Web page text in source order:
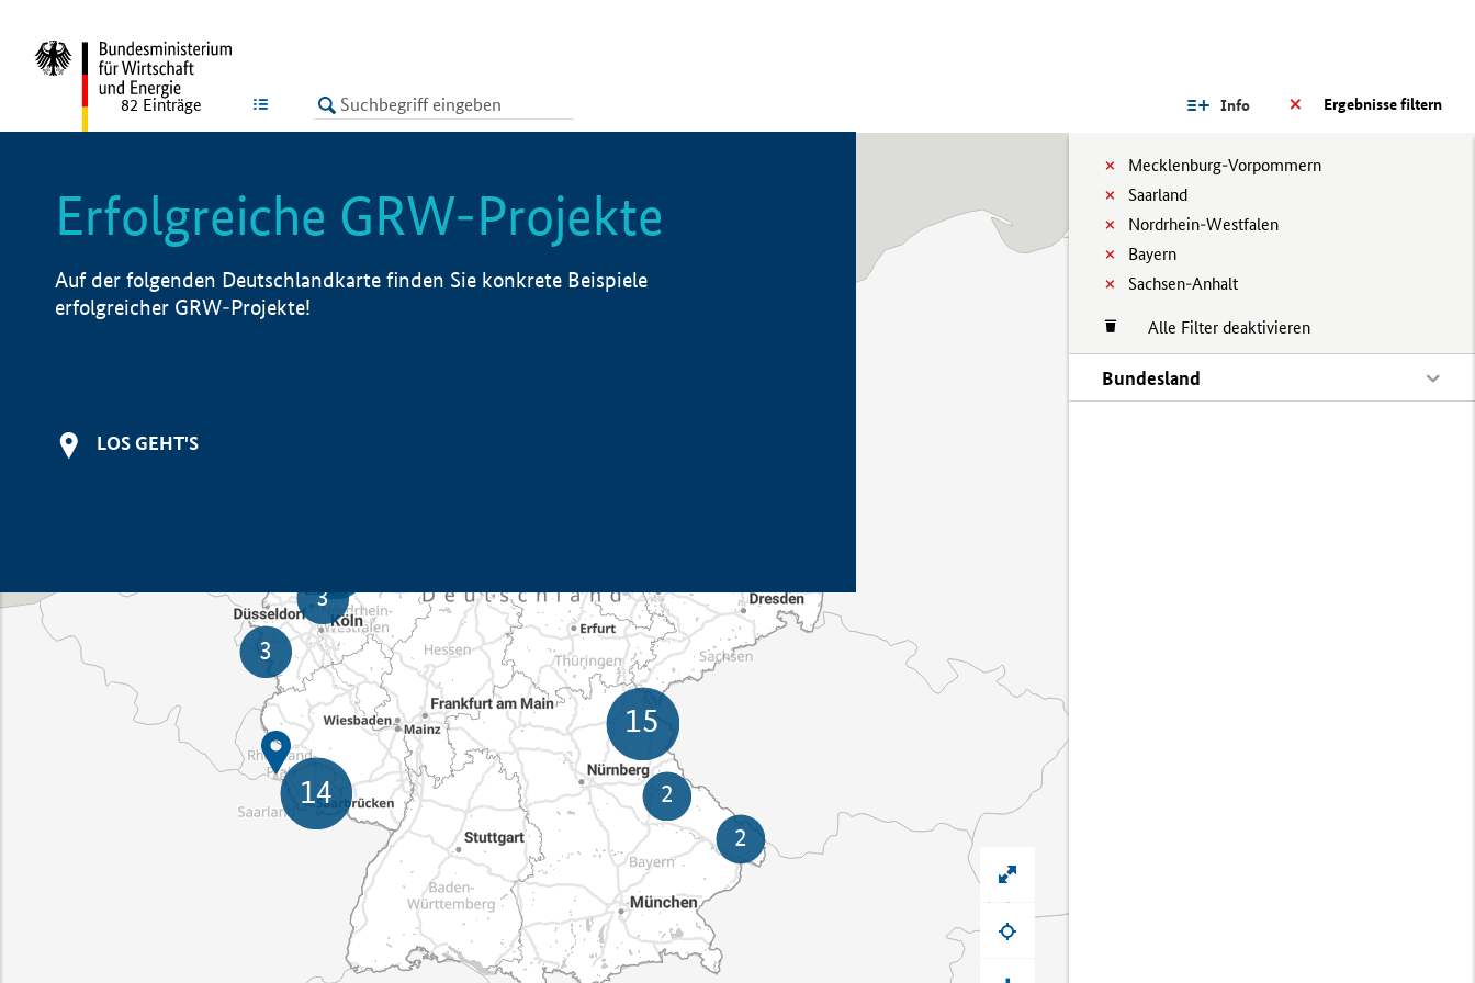
LISTE Ergebnisse filtern
Info
Mecklenburg-Vorpommern
Saarland
Nordrhein-Westfalen
Bayern
Sachsen-Anhalt
Alle Filter deaktivieren
Bundesland
82 Einträge
Erfolgreiche GRW-Projekte
Auf der folgenden Deutschlandkarte finden Sie konkrete Beispiele
erfolgreicher GRW-Projekte!
LOS GEHT'S